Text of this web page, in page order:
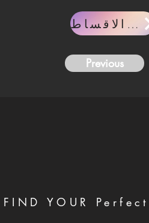
حاسبه الاقساط
Previous
FIND YOUR